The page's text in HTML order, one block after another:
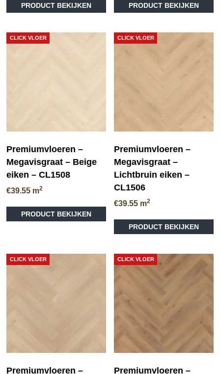
PRODUCT BEKIJKEN PRODUCT BEKIJKEN
CLICK VLOER
Premiumvloeren –
Megavisgraat – Beige
eiken – CL1508
€39.55 m2
PRODUCT BEKIJKEN
CLICK VLOER
Premiumvloeren –
Megavisgraat –
Lichtbruin eiken –
CL1506
€39.55 m2
PRODUCT BEKIJKEN
CLICK VLOER
Premiumvloeren –
CLICK VLOER
Premiumvloeren –